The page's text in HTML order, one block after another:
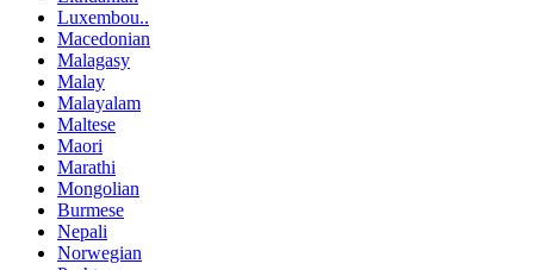
Luxembou..
Macedonian
Malagasy
Malay
Malayalam
Maltese
Maori
Marathi
Mongolian
Burmese
Nepali
Norwegian